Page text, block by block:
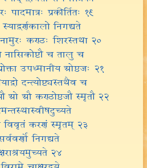
पादमात्रः प्रकीर्तितः १९
निगद्यते
कण्ठः शिरस्तथा २०
नासिकोष्टौ च तालु च
उपध्मानीय ओष्ठजः २१
दन्त्योष्ट्यस्तथैव च
ओ औ कण्ठोष्ठजौ स्मृतौ २२
विवृतं करणं स्मृतम् २३
निगद्यते
२४